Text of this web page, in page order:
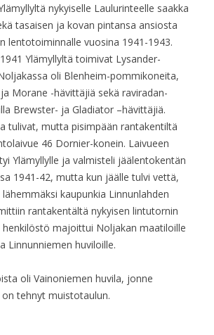
nykyiselle Laulurinteelle saakka
tasaisen ja kovan pintansa ansiosta
lentotoiminnalle vuosina 1941-1943.
Ylämyllyltä toimivat Lysander-
oli Blenheim-pommikoneita,
Morane -hävittäjiä sekä raviradan-
Brewster- ja Gladiator –hävittäjiä.
tulivat, mutta pisimpään rantakentiltä
46 Dornier-konein. Laivueen
Ylämyllylle ja valmisteli jäälentokentän
1941-42, mutta kun jäälle tulvi vettä,
kaupunkia Linnunlahden
rantakentältä nykyisen lintutornin
henkilöstö majoittui Noljakan maatiloille
Linnunniemen huviloille.
oli Vainoniemen huvila, jonne
on tehnyt muistotaulun.